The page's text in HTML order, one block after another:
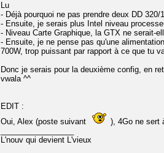
Lu
- Déjà pourquoi ne pas prendre deux DD 320/
- Ensuite, je serais plus Intel niveau
- Niveau Carte Graphique, la GTX ne serait-
- Ensuite, je ne pense pas qu'une
700W, trop puissant par rapport à ce que tu
Donc je serais pour la deuxième config, en
vwala ^^
EDIT :
Oui, Alex (poste suivant
), 4Go ne sert
L'nouv qui devient L'vieux